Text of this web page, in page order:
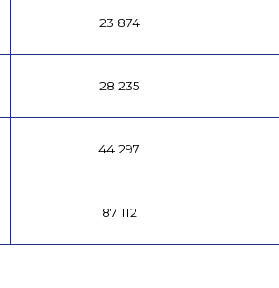
23 874
28 235
44 297
87 112